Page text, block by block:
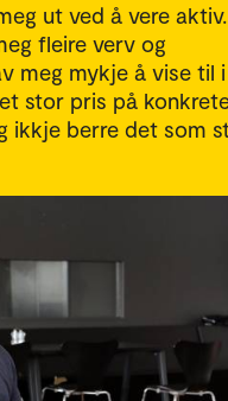
ut ved å vere aktiv.
fleire verv og
meg mykje å vise til i
stor pris på
ikkje berre det som